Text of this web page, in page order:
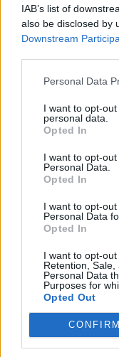
IAB’s list of
also be disclosed by
Downstream
Personal Data
I want to opt-
personal data.
Opted In
I want to opt-
Personal Data.
Opted In
I want to opt-
Personal Data
Opted In
I want to opt-out
Retention,
Personal Data
Purposes for
Opted Out
CONFIRM
A vezető
teljesíthet a
A kisebb
és a TVK-t
KEDVES
A keresett cikk a
regisztrációhoz
Portfolio.hu
Kötéslisták:
kötéslistái